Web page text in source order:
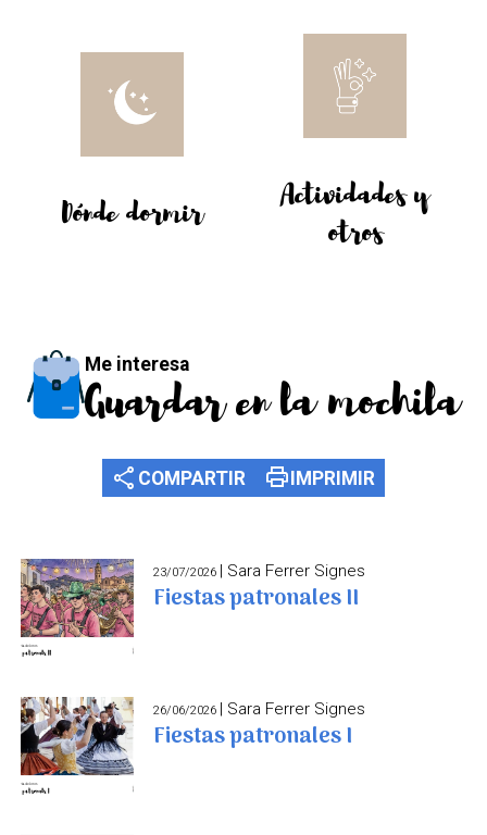
Dónde dormir
Actividades y
otros
Me interesa
Guardar en la mochila
share COMPARTIR printIMPRIMIR
23/07/2026 | Sara Ferrer Signes
Fiestas patronales II
26/06/2026 | Sara Ferrer Signes
Fiestas patronales I